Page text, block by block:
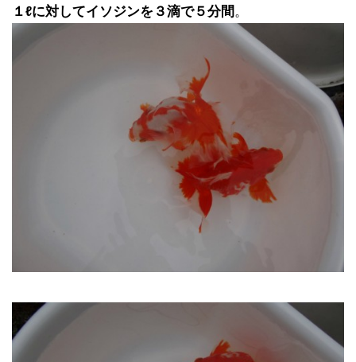
１ℓに対してイソジンを３滴で５分間 。